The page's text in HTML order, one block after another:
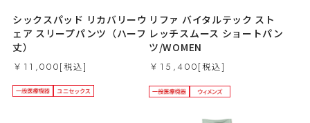
シックスパッド リカバリーウ
ェア スリープパンツ（ハーフ
丈）
￥11,000
リファ バイタルテック スト
レッチスムース ショートパン
ツ/WOMEN
￥15,400